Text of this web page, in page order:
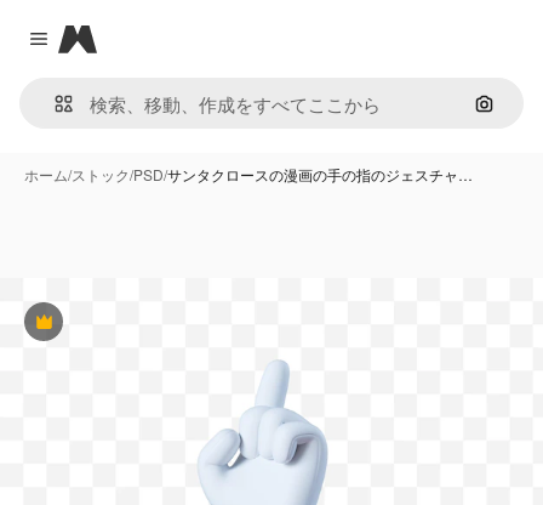
Close menu
Magnific
画像で
ホーム/ストック/PSD/サンタクロースの漫画の手の指のジェスチャ…
Premium